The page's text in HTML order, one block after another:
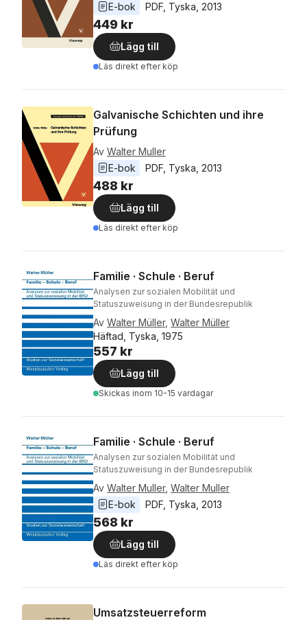
E-bok
PDF Tyska 2013
449 kr
Lägg till
Läs direkt efter köp
Galvanische Schichten und ihre
Prüfung
Av Walter Muller
E-bok
PDF Tyska 2013
488 kr
Lägg till
Läs direkt efter köp
Familie · Schule · Beruf
Analysen zur sozialen Mobilität und
Statuszuweisung in der Bundesrepublik
Av Walter Müller, Walter Müller
Häftad, Tyska, 1975
557 kr
Lägg till
Skickas inom 10-15 vardagar
Familie · Schule · Beruf
Analysen zur sozialen Mobilität und
Statuszuweisung in der Bundesrepublik
Av Walter Muller, Walter Muller
E-bok
PDF Tyska 2013
568 kr
Lägg till
Läs direkt efter köp
Umsatzsteuerreform